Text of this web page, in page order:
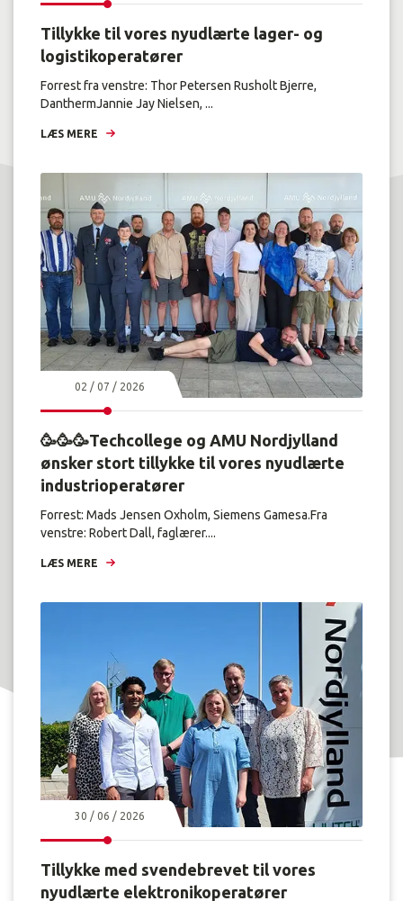
Tillykke til vores nyudlærte lager- og
logistikoperatører
Forrest fra venstre: Thor Petersen Rusholt Bjerre,
DanthermJannie Jay Nielsen, ...
LÆS MERE
02 / 07 / 2026
🥳🥳🥳Techcollege og AMU Nordjylland
ønsker stort tillykke til vores nyudlærte
industrioperatører
Forrest: Mads Jensen Oxholm, Siemens Gamesa.Fra
venstre: Robert Dall, faglærer....
LÆS MERE
30 / 06 / 2026
Tillykke med svendebrevet til vores
nyudlærte elektronikoperatører